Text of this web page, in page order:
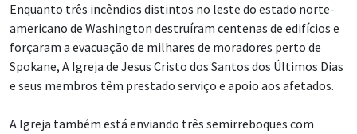
Enquanto três incêndios distintos no leste do estado norte-
americano de Washington destruíram centenas de edifícios e
forçaram a evacuação de milhares de moradores perto de
Spokane, A Igreja de Jesus Cristo dos Santos dos Últimos Dias
e seus membros têm prestado serviço e apoio aos afetados.
A Igreja também está enviando três semirreboques com